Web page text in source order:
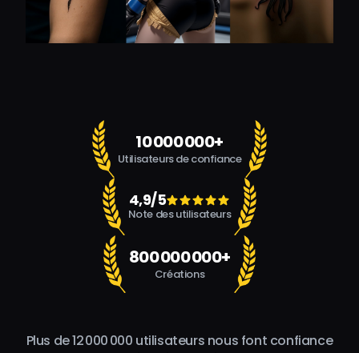
10 000 000+
Utilisateurs de confiance
4,9/5
Note des utilisateurs
800 000 000+
Créations
Plus de 12 000 000 utilisateurs nous font confiance